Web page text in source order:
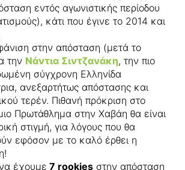
εντός αγωνιστικής περίοδου
κάτι που έγινε το 2014 και
στην απόσταση (μετά το
την Νάντια Σιντζανάκη, την πιο
σύγχρονη Ελληνίδα
ανεξαρτήτως απόστασης και
τερέν. Πιθανή πρόκριση στο
Πρωτάθλημα στην Χαβάη θα είναι
στιγμή, για λόγους που θα
εφόσον με το καλό έρθει η
έχουμε 7 rookies στην απόσταση